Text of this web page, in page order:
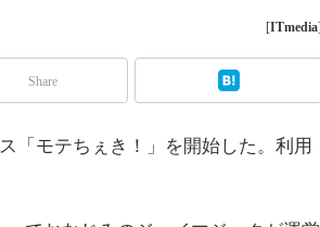
[ITmedia]
Share
「モテちぇき！」を開始した。利用